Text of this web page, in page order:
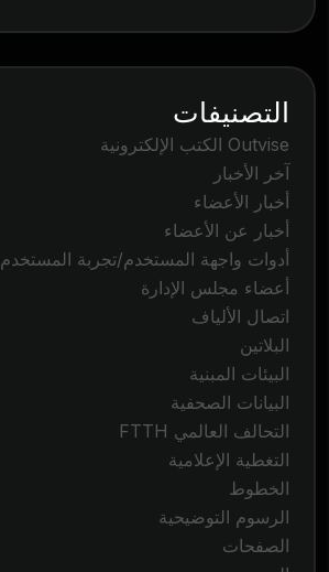
التصنيفات
Outvise الكتب الإلكترونية
آخر الأخبار
أخبار الأعضاء
أخبار عن الأعضاء
أدوات واجهة المستخدم/تجربة المستخدم
أعضاء مجلس الإدارة
اتصال الألياف
البلاتين
البيئات المبنية
البيانات الصحفية
التحالف العالمي FTTH
التغطية الإعلامية
الخطوط
الرسوم التوضيحية
الصفحات